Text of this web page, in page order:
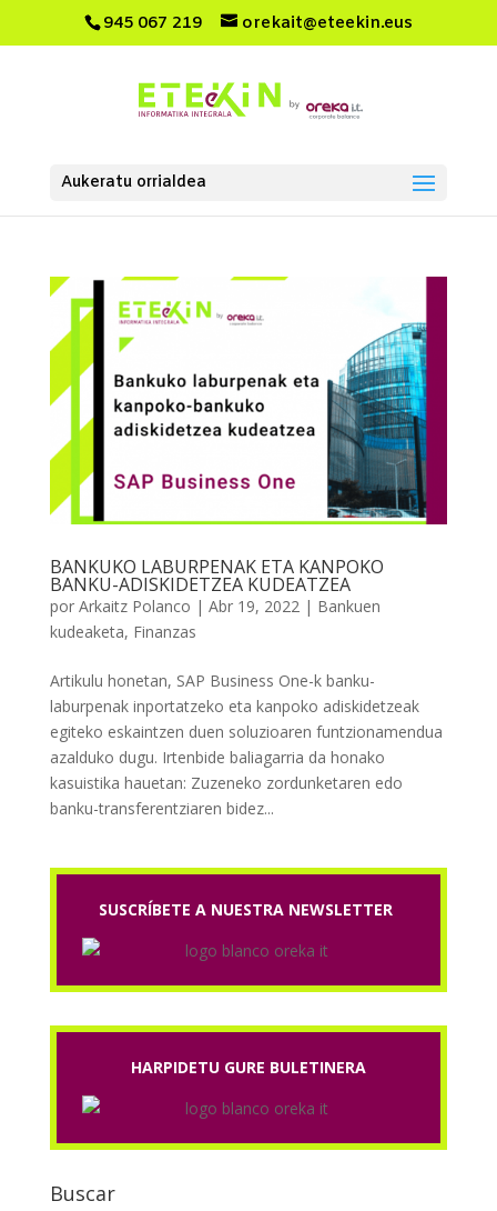
945 067 219 orekait@eteekin.eus
Aukeratu orrialdea
BANKUKO LABURPENAK ETA KANPOKO
BANKU-ADISKIDETZEA KUDEATZEA
por Arkaitz Polanco | Abr 19, 2022| Bankuen
kudeaketa, Finanzas
Artikulu honetan, SAP Business One-k banku-
laburpenak inportatzeko eta kanpoko adiskidetzeak
egiteko eskaintzen duen soluzioaren funtzionamendua
azalduko dugu. Irtenbide baliagarria da honako
kasuistika hauetan: Zuzeneko zordunketaren edo
banku-transferentziaren bidez...
SUSCRÍBETE A NUESTRA NEWSLETTER
HARPIDETU GURE BULETINERA
Buscar